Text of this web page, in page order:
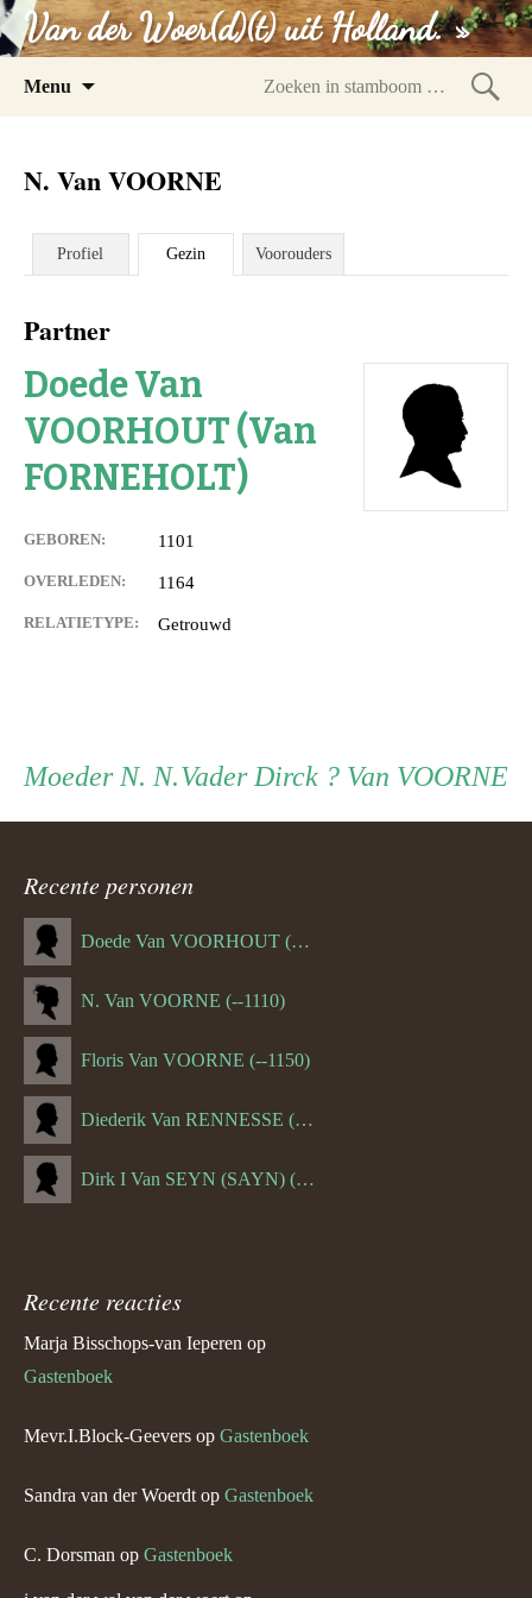
Van der Woer(d)(t) uit Holland. »
Menu
N. Van VOORNE
Profiel Gezin Voorouders
Partner
Doede Van
VOORHOUT (Van
FORNEHOLT)
GEBOREN: 1101
OVERLEDEN: 1164
RELATIETYPE: Getrouwd
Persoon
ouder
navigatie
Vader Vader
Dirck ? Van VOORNE
Moeder Moeder
N. N.
Recente personen
Doede Van VOORHOUT (Van FORNEHOLT) (--1101)
N. Van VOORNE (--1110)
Floris Van VOORNE (--1150)
Diederik Van RENNESSE (--1144)
Dirk I Van SEYN (SAYN) (--1120)
Recente reacties
Marja Bisschops-van Ieperen op
Gastenboek
Mevr.I.Block-Geevers op Gastenboek
Sandra van der Woerdt op Gastenboek
C. Dorsman op Gastenboek